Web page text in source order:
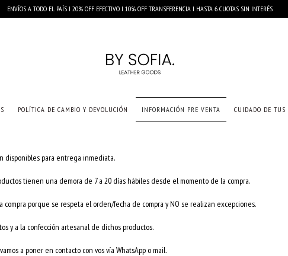
ENVÍOS A TODO EL PAÍS I 20% OFF EFECTIVO I 10% OFF TRANSFERENCIA I HASTA 6 CUOTAS SIN INTERÉS
POLÍTICA DE CAMBIO Y DEVOLUCIÓN INFORMACIÓN PRE VENTA CUIDADO DE TUS
disponibles para entrega inmediata.
tienen una demora de 7 a 20 días hábiles desde el momento de la compra.
porque se respeta el orden/fecha de compra y NO se realizan excepciones.
y a la confección artesanal de dichos productos.
a poner en contacto con vos vía WhatsApp o mail.